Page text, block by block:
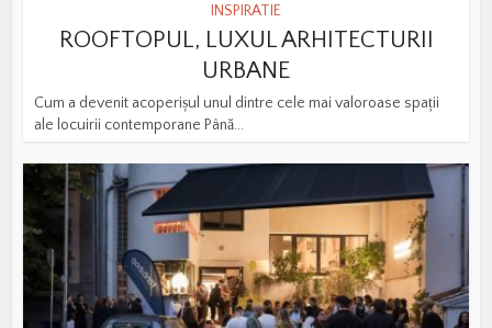
INSPIRATIE
ROOFTOPUL, LUXUL ARHITECTURII
URBANE
Cum a devenit acoperișul unul dintre cele mai valoroase spații
ale locuirii contemporane Până...